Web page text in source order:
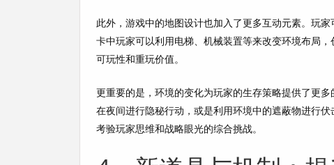
此外，游戏中的地图设计也加入了更多互动元素。玩
卡中玩家可以利用电梯、机械装置等来改变环境布局
可玩性和重玩价值。
更重要的是，环境的变化为玩家的生存策略提供了更
在夜间进行隐秘行动，或是利用环境中的遮蔽物进行
考验玩家思维和战略眼光的综合挑战。